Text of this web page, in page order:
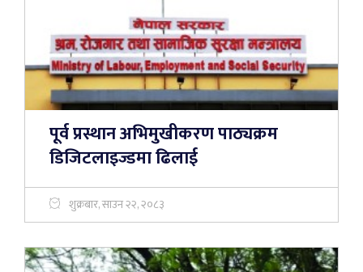
पूर्व प्रस्थान अभिमुखीकरण पाठ्यक्रम
डिजिटलाइज्डमा ढिलाई
शुक्रबार, साउन २२, २०८३